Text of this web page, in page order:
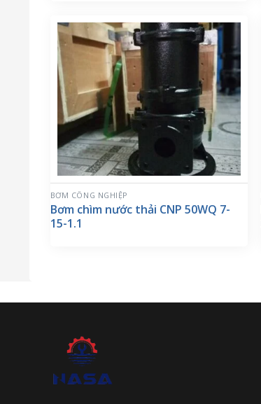
BƠM CÔNG NGHIỆP
Bơm chìm nước thải CNP 50WQ 7-
15-1.1